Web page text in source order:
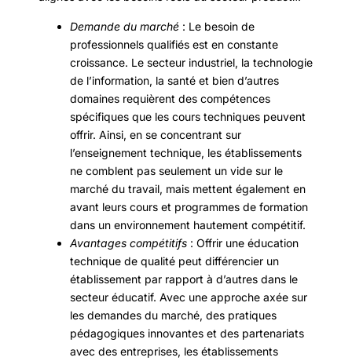
Demande du marché : Le besoin de
professionnels qualifiés est en constante
croissance. Le secteur industriel, la technologie
de l’information, la santé et bien d’autres
domaines requièrent des compétences
spécifiques que les cours techniques peuvent
offrir. Ainsi, en se concentrant sur
l’enseignement technique, les établissements
ne comblent pas seulement un vide sur le
marché du travail, mais mettent également en
avant leurs cours et programmes de formation
dans un environnement hautement compétitif.
Avantages compétitifs : Offrir une éducation
technique de qualité peut différencier un
établissement par rapport à d’autres dans le
secteur éducatif. Avec une approche axée sur
les demandes du marché, des pratiques
pédagogiques innovantes et des partenariats
avec des entreprises, les établissements